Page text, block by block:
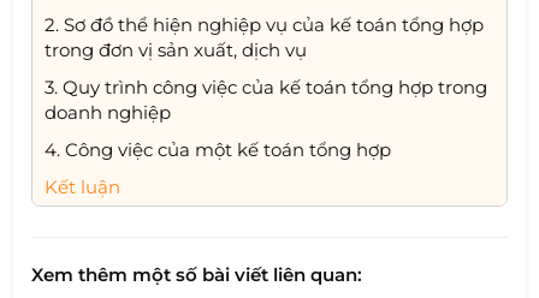
2. Sơ đồ thể hiện nghiệp vụ của kế toán tổng hợp
trong đơn vị sản xuất, dịch vụ
3. Quy trình công việc của kế toán tổng hợp trong
doanh nghiệp
4. Công việc của một kế toán tổng hợp
Kết luận
Xem thêm một số bài viết liên quan: